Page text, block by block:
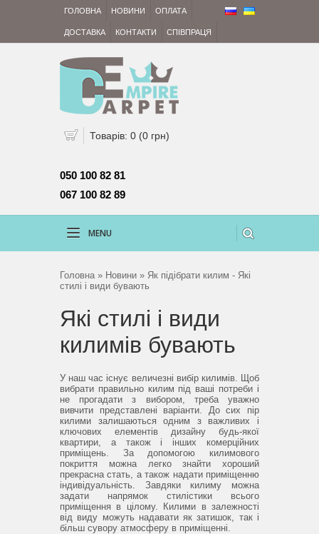
ГОЛОВНА НОВИНИ ОПЛАТА
ДОСТАВКА КОНТАКТИ СПІВПРАЦЯ
Товарів: 0 (0 грн)
050 100 82 81
067 100 82 89
MENU
Головна» Новини » Як підібрати килим - Які
стилі і види бувають
Які стилі і види
килимів бувають
У наш час існує величезні вибір килимів. Щоб
вибрати правильно килим під ваші потреби і
не прогадати з вибором, треба уважно
вивчити представлені варіанти. До сих пір
килими залишаються одним з важливих і
ключових елементів дизайну будь-якої
квартири, а також і інших комерційних
приміщень. За допомогою килимового
покриття можна легко знайти хороший
прекрасна стать, а також надати приміщенню
індивідуальність. Завдяки килиму можна
задати напрямок стилістики всього
приміщення в цілому.
Килими в залежності
від виду можуть надавати як затишок, так і
більш сувору атмосферу в приміщенні.